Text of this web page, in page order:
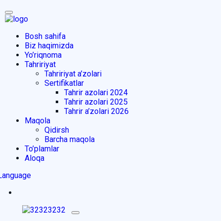
Bosh sahifa
Biz haqimizda
Yo’riqnoma
Tahririyat
Tahririyat a’zolari
Sertifikatlar
Tahrir azolari 2024
Tahrir azolari 2025
Tahrir a’zolari 2026
Maqola
Qidirsh
Barcha maqola
To’plamlar
Aloqa